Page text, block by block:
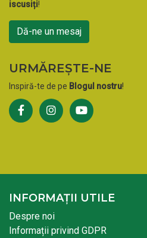
iscusiți!
Dă-ne un mesaj
URMĂREȘTE-NE
Inspiră-te de pe Blogul nostru!
INFORMAȚII UTILE
Despre noi
Informații privind GDPR